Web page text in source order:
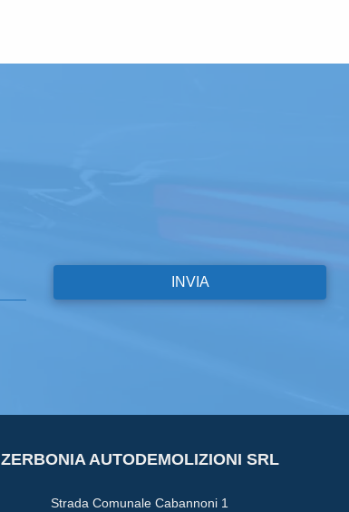
ZERBONIA AUTODEMOLIZIONI SRL
Strada Comunale Cabannoni 1